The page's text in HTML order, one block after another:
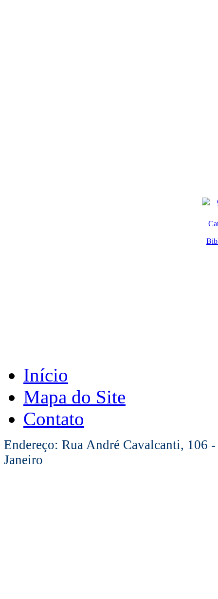
Início
Mapa do Site
Contato
Endereço: Rua André Cavalcanti, 106
Janeiro